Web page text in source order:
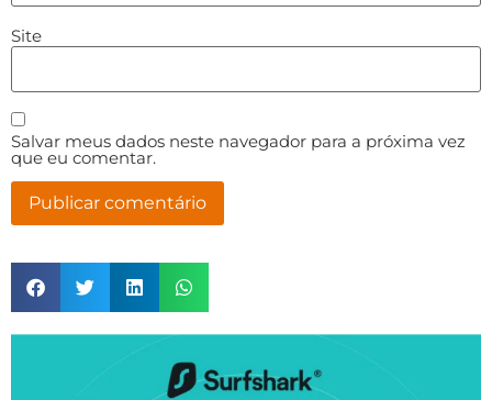
Site
Salvar meus dados neste navegador para a próxima vez
que eu comentar.